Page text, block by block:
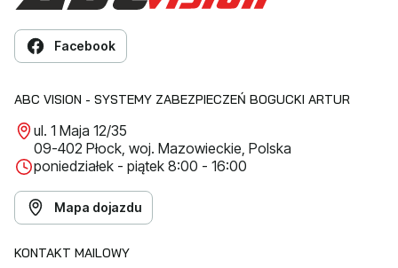
Facebook
ABC VISION - SYSTEMY ZABEZPIECZEŃ BOGUCKI ARTUR
ul. 1 Maja 12/35
09-402 Płock, woj. Mazowieckie, Polska
poniedziałek - piątek 8:00 - 16:00
Mapa dojazdu
KONTAKT MAILOWY